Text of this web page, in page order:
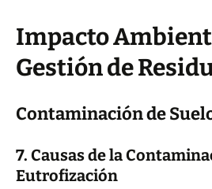
Impacto
Gestión de
Contaminación de
7. Causas de la
Eutrofización